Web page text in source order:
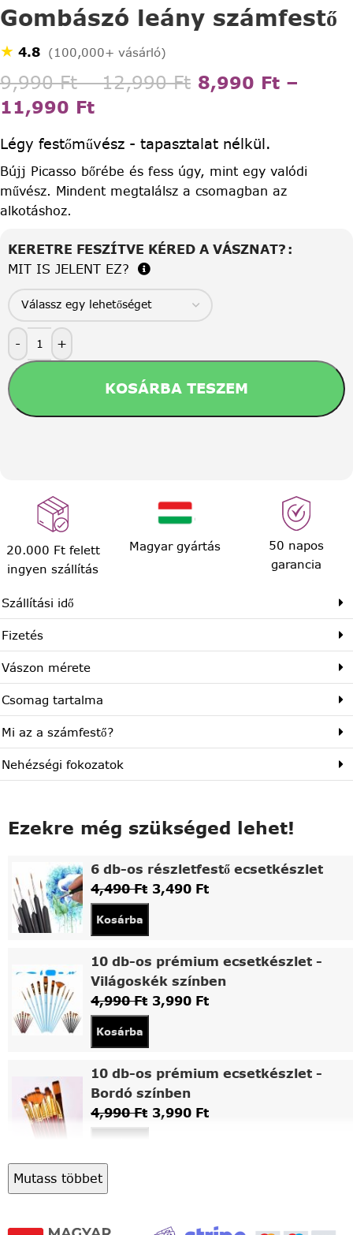
Gombászó leány számfestő
★ 4.8 (100,000+ vásárló)
9,990Ft – 12,990Ft 8,990 Ft –
11,990 Ft
Légy festőművész - tapasztalat nélkül.
Bújj Picasso bőrébe és fess úgy, mint egy valódi
művész. Mindent megtalálsz a csomagban az
alkotáshoz.
KERETRE FESZÍTVE KÉRED A VÁSZNAT?
MIT IS JELENT EZ?
- +
KOSÁRBA TESZEM
20.000 Ft felett
ingyen szállítás
Magyar gyártás
50 napos
garancia
Szállítási idő
Fizetés
Vászon mérete
Csomag tartalma
Mi az a számfestő?
Nehézségi fokozatok
Ezekre még szükséged lehet!
6 db-os részletfestő ecsetkészlet
4,490Ft 3,490 Ft
Kosárba
10 db-os prémium ecsetkészlet -
Világoskék színben
4,990Ft 3,990 Ft
Kosárba
10 db-os prémium ecsetkészlet -
Bordó színben
4,990Ft 3,990 Ft
Asztali fa festőállvány
Mutass többet